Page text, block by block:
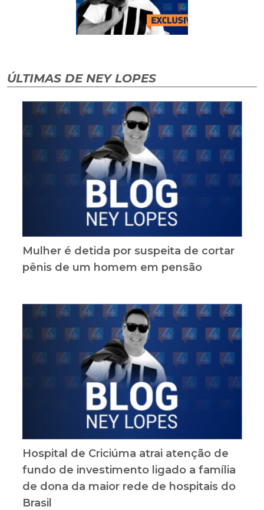
ÚLTIMAS DE NEY LOPES
Mulher é detida por suspeita de cortar
pênis de um homem em pensão
Hospital de Criciúma atrai atenção de
fundo de investimento ligado a família
de dona da maior rede de hospitais do
Brasil